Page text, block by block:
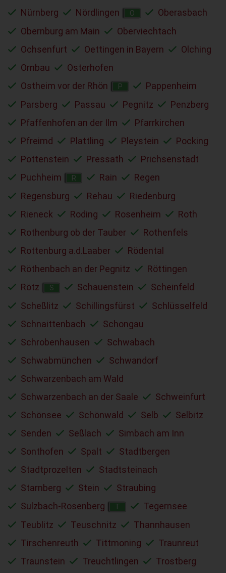
Nürnberg
Nördlingen O
Oberasbach
Obernburg am Main
Oberviechtach
Ochsenfurt
Oettingen in Bayern
Olching
Ornbau
Osterhofen
Ostheim vor der Rhön
P
Pappenheim
Parsberg
Passau Pegnitz
Penzberg
Pfaffenhofen an der Ilm
Pfarrkirchen
Pfreimd
Plattling Pleystein
Pocking
Pottenstein
Pressath
Prichsenstadt
Puchheim
R Rain
Regen
Regensburg
Rehau
Riedenburg
Rieneck
Roding Rosenheim
Roth
Rothenburg ob der Tauber
Rothenfels
Rottenburg a.d.Laaber
Rödental
Röthenbach an der Pegnitz
Röttingen
Rötz
S Schauenstein
Scheinfeld
Scheßlitz
Schillingsfürst
Schlüsselfeld
Schnaittenbach
Schongau
Schrobenhausen
Schwabach
Schwabmünchen
Schwandorf
Schwarzenbach am Wald
Schwarzenbach an der Saale
Schweinfurt
Schönsee
Schönwald Selb
Selbitz
Senden
Seßlach
Simbach am Inn
Sonthofen
Spalt
Stadtbergen
Stadtprozelten
Stadtsteinach
Starnberg
Stein
Straubing
Sulzbach-Rosenberg
T
Tegernsee
Teublitz
Teuschnitz
Thannhausen
Tirschenreuth
Tittmoning
Traunreut
Traunstein
Treuchtlingen
Trostberg